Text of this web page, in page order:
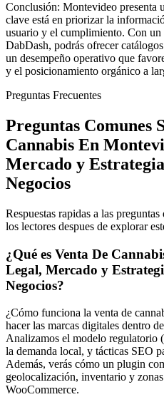
Conclusión: Montevideo presenta
clave está en priorizar la
usuario y el cumplimiento. Con
DabDash, podrás ofrecer
un desempeño operativo que
y el posicionamiento orgánico a
Preguntas Frecuentes
Preguntas Comunes
Cannabis En
Mercado y
Negocios
Respuestas rapidas a las
los lectores despues de explorar
¿Qué es Venta De
Legal, Mercado y
Negocios?
¿Cómo funciona la venta de
hacer las marcas digitales dentro
Analizamos el modelo regulatorio
la demanda local, y tácticas SEO
Además, verás cómo un plugin
geolocalización, inventario y
WooCommerce.